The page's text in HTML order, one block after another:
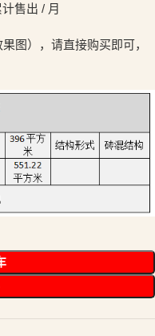
售出 / 月
图），请直接购买即可，